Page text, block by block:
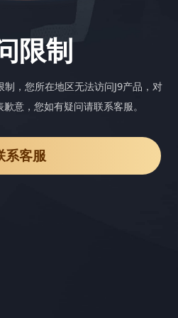
限制
，您所在地区无法访问J9产品，对
意，您如有疑问请联系客服。
系客服